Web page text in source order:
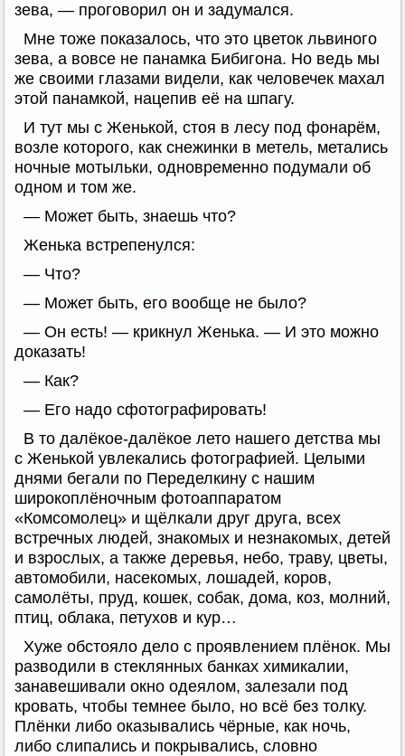
зева, — проговорил он и задумался.
Мне тоже показалось, что это цветок львиного
зева, а вовсе не панамка Бибигона. Но ведь мы
же своими глазами видели, как человечек махал
этой панамкой, нацепив её на шпагу.
И тут мы с Женькой, стоя в лесу под фонарём,
возле которого, как снежинки в метель, метались
ночные мотыльки, одновременно подумали об
одном и том же.
— Может быть, знаешь что?
Женька встрепенулся:
— Что?
— Может быть, его вообще не было?
— Он есть! — крикнул Женька. — И это можно
доказать!
— Как?
— Его надо сфотографировать!
В то далёкое-далёкое лето нашего детства мы
с Женькой увлекались фотографией. Целыми
днями бегали по Переделкину с нашим
широкоплёночным фотоаппаратом
«Комсомолец» и щёлкали друг друга, всех
встречных людей, знакомых и незнакомых, детей
и взрослых, а также деревья, небо, траву, цветы,
автомобили, насекомых, лошадей, коров,
самолёты, пруд, кошек, собак, дома, коз, молний,
птиц, облака, петухов и кур…
Хуже обстояло дело с проявлением плёнок. Мы
разводили в стеклянных банках химикалии,
занавешивали окно одеялом, залезали под
кровать, чтобы темнее было, но всё без толку.
Плёнки либо оказывались чёрные, как ночь,
либо слипались и покрывались, словно